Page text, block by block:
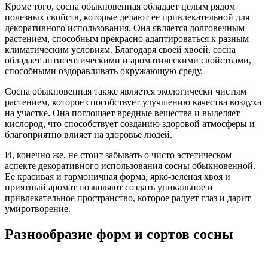
Кроме того, сосна обыкновенная обладает целым рядом
полезных свойств, которые делают ее привлекательной для
декоративного использования. Она является долговечным
растением, способным прекрасно адаптироваться к разным
климатическим условиям. Благодаря своей хвоей, сосна
обладает антисептическими и ароматическими свойствами,
способными оздоравливать окружающую среду.
Сосна обыкновенная также является экологически чистым
растением, которое способствует улучшению качества воздуха
на участке. Она поглощает вредные вещества и выделяет
кислород, что способствует созданию здоровой атмосферы и
благоприятно влияет на здоровье людей.
И, конечно же, не стоит забывать о чисто эстетическом
аспекте декоративного использования сосны обыкновенной.
Ее красивая и гармоничная форма, ярко-зеленая хвоя и
приятный аромат позволяют создать уникальное и
привлекательное пространство, которое радует глаз и дарит
умиротворение.
Разнообразие форм и сортов сосны